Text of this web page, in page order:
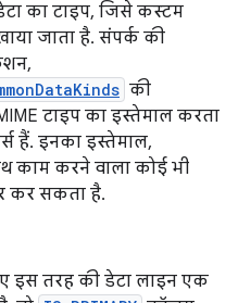
का टाइप, जिसे कस्टम
जाता है. संपर्क की
की
टाइप का इस्तेमाल करता
हैं. इनका इस्तेमाल,
काम करने वाला कोई भी
कर सकता है.
इस तरह की डेटा लाइन एक